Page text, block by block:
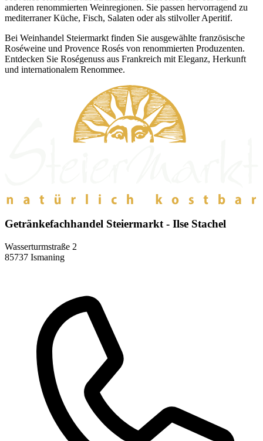
anderen renommierten Weinregionen. Sie passen hervorragend zu
mediterraner Küche, Fisch, Salaten oder als stilvoller Aperitif.
Bei Weinhandel Steiermarkt finden Sie ausgewählte französische
Roséweine und Provence Rosés von renommierten Produzenten.
Entdecken Sie Roségenuss aus Frankreich mit Eleganz, Herkunft
und internationalem Renommee.
Getränkefachhandel Steiermarkt - Ilse Stachel
Wasserturmstraße 2
85737 Ismaning